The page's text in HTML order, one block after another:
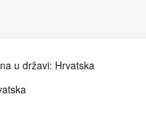
u državi: Hrvatska